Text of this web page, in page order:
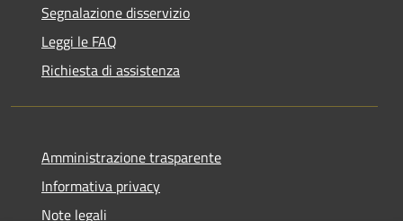
Segnalazione disservizio
Leggi le FAQ
Richiesta di assistenza
Amministrazione trasparente
Informativa privacy
Note legali